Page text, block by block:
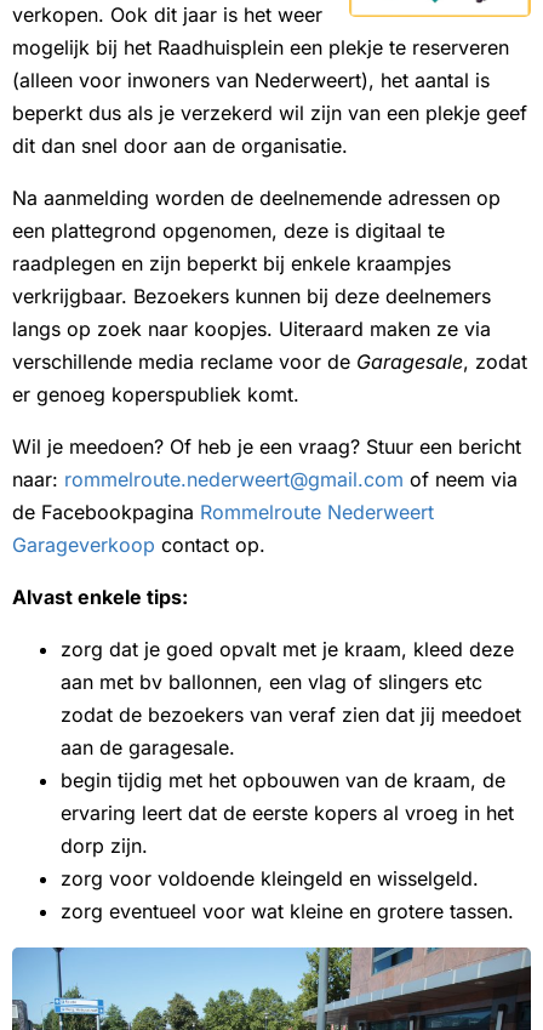
verkopen. Ook dit jaar is het weer
mogelijk bij het Raadhuisplein een plekje te reserveren
(alleen voor inwoners van Nederweert), het aantal is
beperkt dus als je verzekerd wil zijn van een plekje geef
dit dan snel door aan de organisatie.
Na aanmelding worden de deelnemende adressen op
een plattegrond opgenomen, deze is digitaal te
raadplegen en zijn beperkt bij enkele kraampjes
verkrijgbaar. Bezoekers kunnen bij deze deelnemers
langs op zoek naar koopjes. Uiteraard maken ze via
verschillende media reclame voor de Garagesale, zodat
er genoeg koperspubliek komt.
Wil je meedoen? Of heb je een vraag? Stuur een bericht
naar: rommelroute.nederweert@gmail.com of neem via
de Facebookpagina Rommelroute Nederweert
Garageverkoop contact op.
Alvast enkele tips:
zorg dat je goed opvalt met je kraam, kleed deze
aan met bv ballonnen, een vlag of slingers etc
zodat de bezoekers van veraf zien dat jij meedoet
aan de garagesale.
begin tijdig met het opbouwen van de kraam, de
ervaring leert dat de eerste kopers al vroeg in het
dorp zijn.
zorg voor voldoende kleingeld en wisselgeld.
zorg eventueel voor wat kleine en grotere tassen.